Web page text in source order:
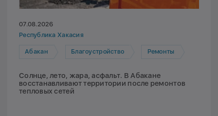
07.08.2026
Республика Хакасия
Абакан Благоустройство Ремонты
Солнце, лето, жара, асфальт. В Абакане
восстанавливают территории после ремонтов
тепловых сетей